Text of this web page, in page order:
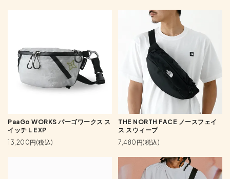
PaaGo WORKS パーゴワークス ス
イッチ L EXP
13,200円(税込)
THE NORTH FACE ノースフェイ
ス スウィープ
7,480円(税込)